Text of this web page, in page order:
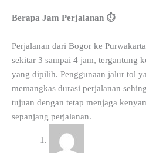
Berapa Jam Perjalanan ⏱️
Perjalanan dari Bogor ke
sekitar 3 sampai 4 jam, tergantung
yang dipilih. Penggunaan jalur tol
memangkas durasi perjalanan
tujuan dengan tetap menjaga
sepanjang perjalanan.